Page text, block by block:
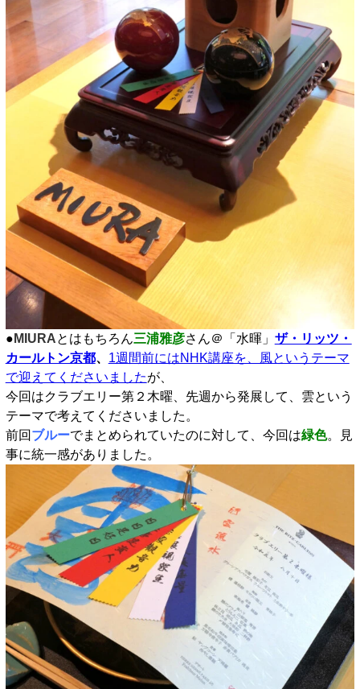
● MIURAとはもちろん三浦雅彦さん＠「水暉」 ザ・リッツ・
カールトン京都、 1週間前にはNHK講座を、風というテーマ
で迎えてくださいましたが、
今回はクラブエリー第２木曜、先週から発展して、雲という
テーマで考えてくださいました。
前回 ブルーでまとめられていたのに対して、今回は緑色。見
事に統一感がありました。